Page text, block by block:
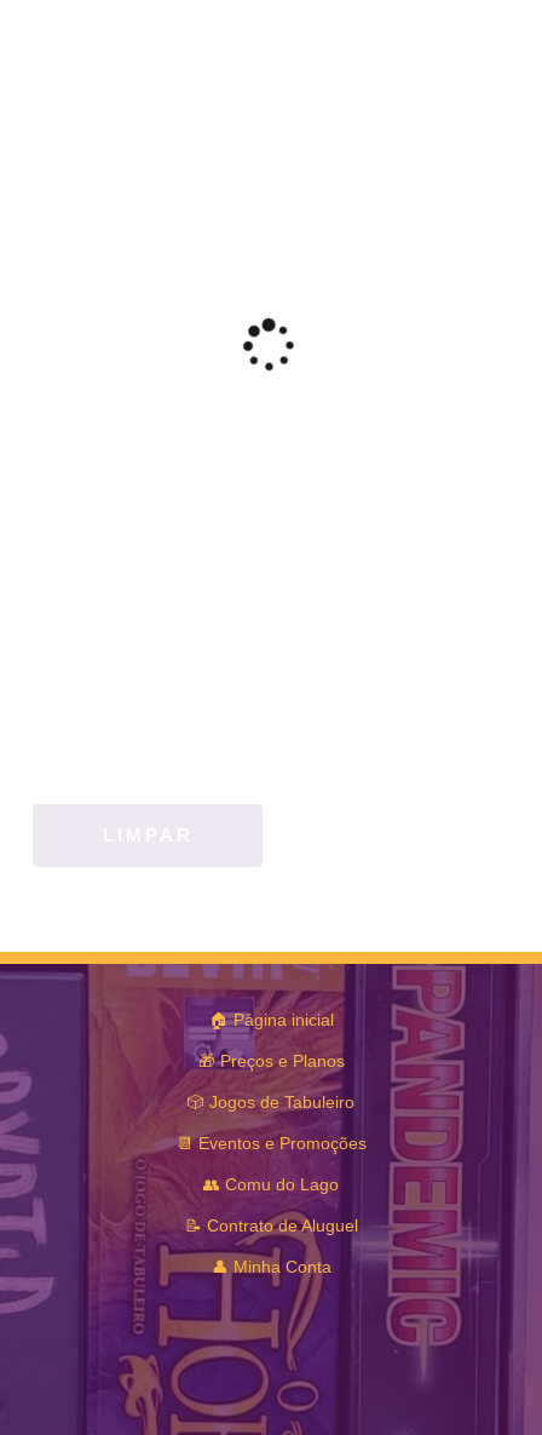
🏠 Página inicial
🎁 Preços e Planos
🎲 Jogos de Tabuleiro
📆 Eventos e Promoções
👥 Comu do Lago
📝 Contrato de Aluguel
👤 Minha Conta